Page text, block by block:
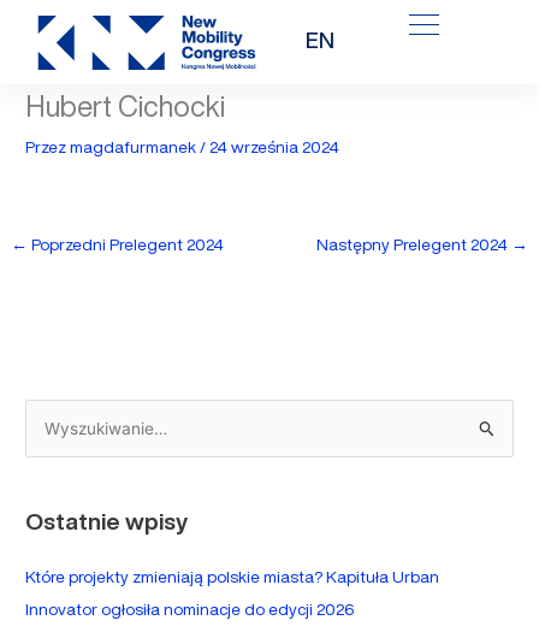
Przejdź
treści
EN
Hubert Cichocki
Przezmagdafurmanek/24 września 2024
← Poprzedni Prelegent 2024 Następny Prelegent 2024 →
z
k
Ostatnie wpisy
Które projekty zmieniają polskie miasta? Kapituła Urban
Innovator ogłosiła nominacje do edycji 2026